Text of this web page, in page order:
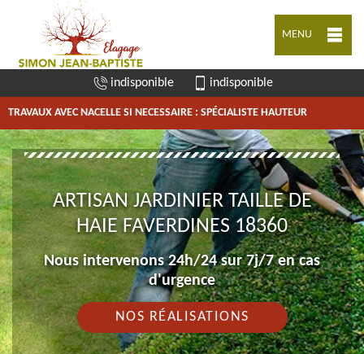
MENU
indisponible indisponible
TRAVAUX AVEC NACELLE SI NECESSAIRE : SPÉCIALISTE HAUTEUR
ARTISAN JARDINIER TAILLE DE
HAIE FAVERDINES 18360
Nous intervenons 24h/24 sur 7j/7 en cas
d'urgence
NOS RÉALISATIONS